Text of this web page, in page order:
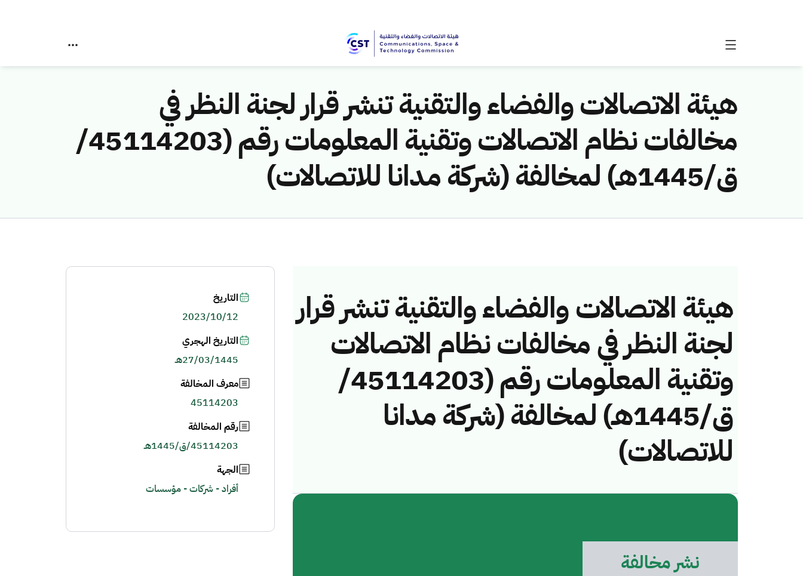
هيئة الاتصالات والفضاء والتقنية تنشر قرار لجنة النظر في
مخالفات نظام الاتصالات وتقنية المعلومات رقم (45114203/
ق/1445هـ) لمخالفة (شركة مدانا للاتصالات)
هيئة الاتصالات والفضاء والتقنية تنشر قرار
لجنة النظر في مخالفات نظام الاتصالات
وتقنية المعلومات رقم (45114203/
ق/1445هـ) لمخالفة (شركة مدانا
للاتصالات)
نشر مخالفة
التاريخ
2023/10/12
التاريخ الهجري
27/03/1445هـ
معرف المخالفة
45114203
رقم المخالفة
45114203/ق/1445هـ
الجهة
أفراد - شركات - مؤسسات